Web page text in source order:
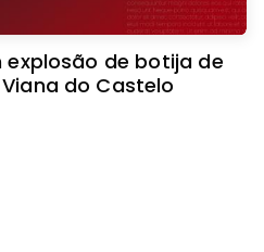
de botija de
do Castelo